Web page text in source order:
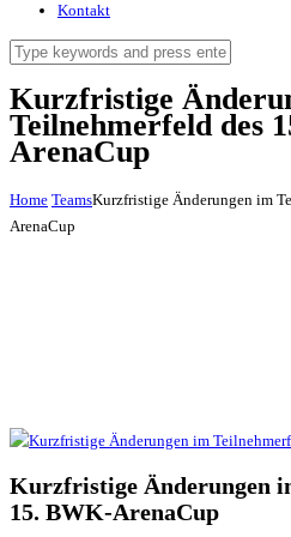
Kontakt
Kurzfristige
Teilnehmerfeld des
ArenaCup
Home TeamsKurzfristige Änderungen im
ArenaCup
Kurzfristige Änderungen
15. BWK-ArenaCup